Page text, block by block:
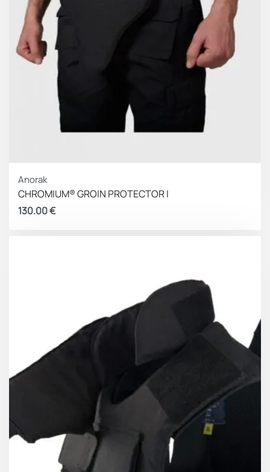
Anorak
CHROMIUM® GROIN PROTECTOR I
130.00€